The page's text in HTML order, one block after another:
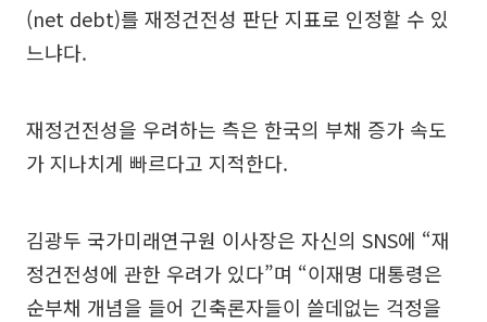
(net debt)를 재정건전성 판단 지표로 인정할 수 있
느냐다.
재정건전성을 우려하는 측은 한국의 부채 증가 속도
가 지나치게 빠르다고 지적한다.
김광두 국가미래연구원 이사장은 자신의 SNS에 “재
정건전성에 관한 우려가 있다”며 “이재명 대통령은
순부채 개념을 들어 긴축론자들이 쓸데없는 걱정을